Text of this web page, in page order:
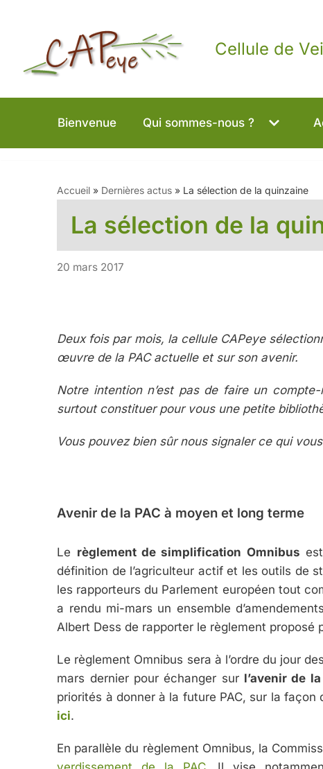
contenu
Cellule de
Bienvenue Qui sommes-nous ?
Accueil » Dernières actus » La sélection de la quinzaine
La sélection de la
20 mars 2017
Deux fois par mois, la cellule CAPeye
œuvre de la PAC actuelle et sur son avenir.
Notre intention n’est pas de faire un
surtout constituer pour vous une petite
Vous pouvez bien sûr nous signaler ce qui
Avenir de la PAC à moyen et long terme
Le règlement de simplification Omnibus
définition de l’agriculteur actif et les outils de
les rapporteurs du Parlement européen tout
a rendu mi-mars un ensemble
Albert Dess de rapporter le règlement proposé
Le règlement Omnibus sera à l’ordre du jour
mars dernier pour échanger sur l’avenir de la
priorités à donner à la future PAC, sur la
ici.
En parallèle du règlement Omnibus, la